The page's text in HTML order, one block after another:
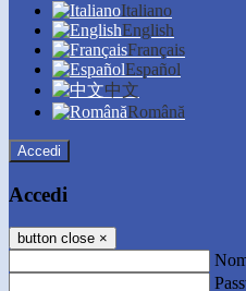
Italiano
English
Français
Español
中文
Română
Accedi
Accedi
button close ×